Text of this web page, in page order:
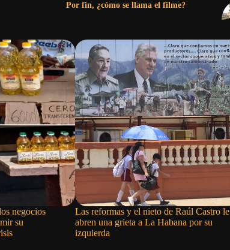
Por fin, ¿cómo se llama el filme?
negocios
su
Las reformas y el nieto de Raúl Castro le
abren una grieta a La Habana por su
izquierda